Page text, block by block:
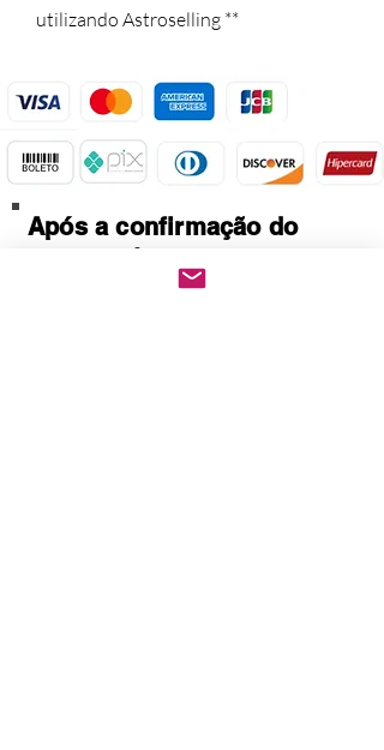
utilizando Astroselling **
Após a confirmação do
pagamento.
Baixe imediatamente o